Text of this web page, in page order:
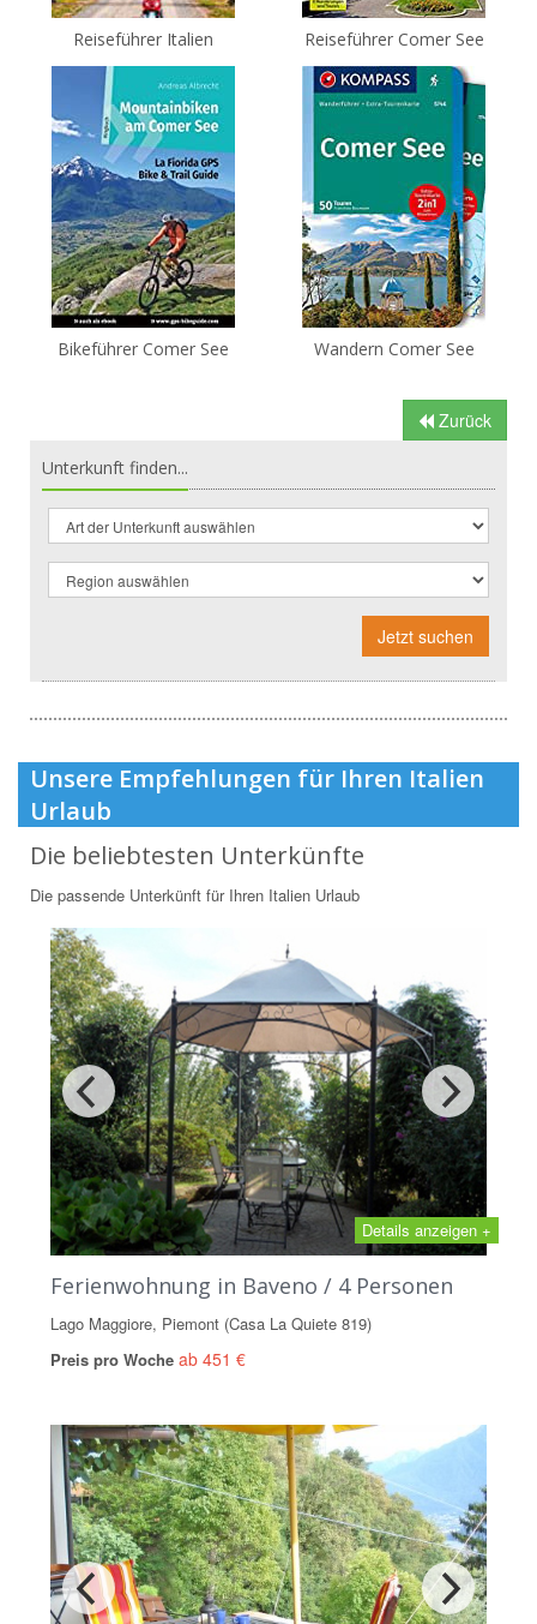
Reiseführer Italien Reiseführer Comer See
Bikeführer Comer See Wandern Comer See
Zurück
Unterkunft finden...
Jetzt suchen
Unsere Empfehlungen für Ihren Italien
Urlaub
Die beliebtesten Unterkünfte
Die passende Unterkünft für Ihren Italien Urlaub
Details anzeigen +
Ferienwohnung in Baveno / 4 Personen
Lago Maggiore, Piemont (Casa La Quiete 819)
Preis pro Woche ab 451 €